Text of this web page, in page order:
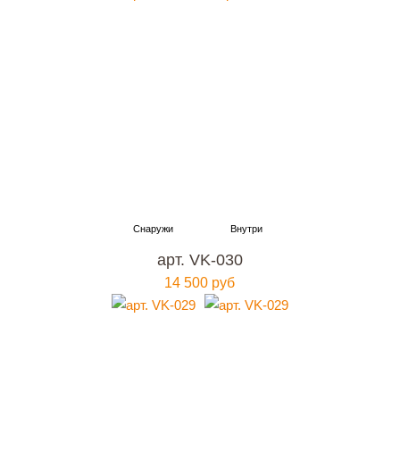
арт. VK-030
14 500 руб